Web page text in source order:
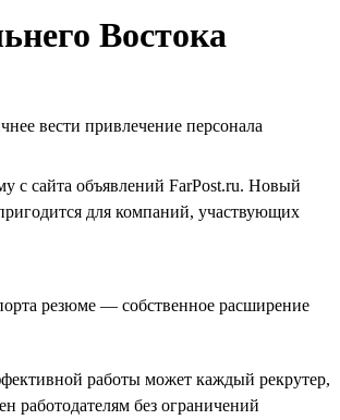
Востока
вести привлечение персонала
с сайта объявлений FarPost.ru. Новый
для компаний, участвующих
резюме — собственное расширение
работы может каждый рекрутер,
работодателям без ограничений